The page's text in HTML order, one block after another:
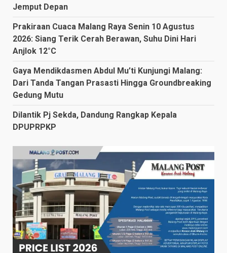
Jemput Depan
Prakiraan Cuaca Malang Raya Senin 10 Agustus
2026: Siang Terik Cerah Berawan, Suhu Dini Hari
Anjlok 12°C
Gaya Mendikdasmen Abdul Mu’ti Kunjungi Malang:
Dari Tanda Tangan Prasasti Hingga Groundbreaking
Gedung Mutu
Dilantik Pj Sekda, Dandung Rangkap Kepala
DPUPRPKP